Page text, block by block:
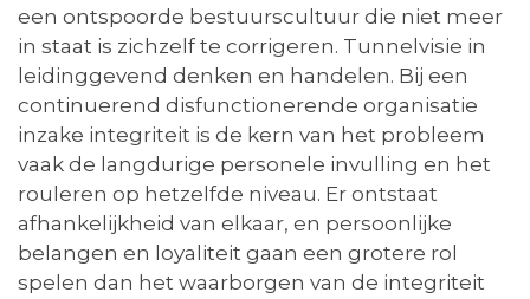
een ontspoorde bestuurscultuur die niet meer
in staat is zichzelf te corrigeren. Tunnelvisie in
leidinggevend denken en handelen. Bij een
continuerend disfunctionerende organisatie
inzake integriteit is de kern van het probleem
vaak de langdurige personele invulling en het
rouleren op hetzelfde niveau. Er ontstaat
afhankelijkheid van elkaar, en persoonlijke
belangen en loyaliteit gaan een grotere rol
spelen dan het waarborgen van de integriteit